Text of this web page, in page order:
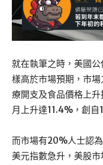
就在執筆之時，美國公
樣高於市場預期，市
療開支及食品價格上
月上升達11.4%，創自
而市場有20%人士認
美元指數急升，美股